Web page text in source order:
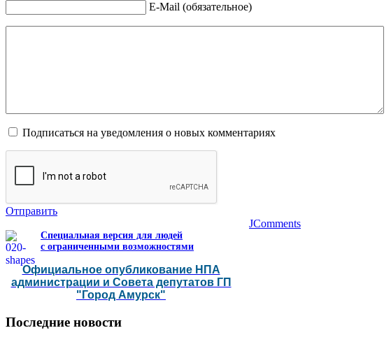
E-Mail (обязательное)
Подписаться на уведомления о новых комментариях
Отправить
JComments
Специальная версия для людей
с ограниченными возможностями
Официальное опубликование НПА
администрации и Совета депутатов ГП
"Город Амурск"
Последние новости